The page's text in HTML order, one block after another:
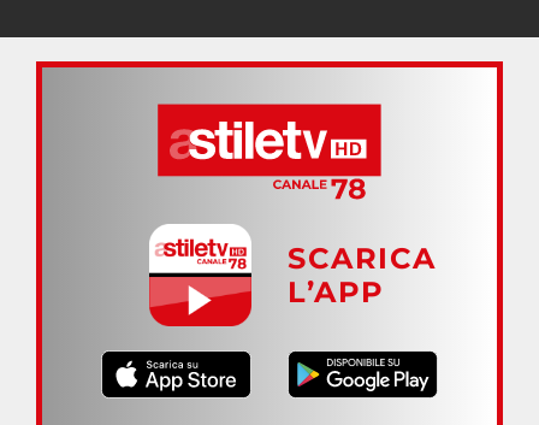
SCARICA
L’APP